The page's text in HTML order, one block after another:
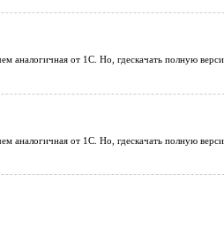
от 1С. Но, гдескачать полную
от 1С. Но, гдескачать полную